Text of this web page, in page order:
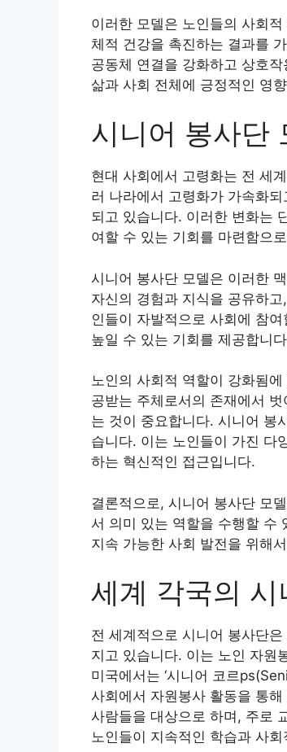
이러한 모델은 노인들의 사회
체적 건강을 촉진하는 결과를
공동체 연결을 강화하고 상호
삶과 사회 전체에 긍정적인 영
시니어 봉사단
현대 사회에서 고령화는 전 세
러 나라에서 고령화가 가속화
되고 있습니다. 이러한 변화는
여할 수 있는 기회를 마련함으
시니어 봉사단 모델은 이러한
자신의 경험과 지식을 공유하
인들이 자발적으로 사회에 참
높일 수 있는 기회를 제공합니
노인의 사회적 역할이 강화됨
공받는 주체로서의 존재에서
는 것이 중요합니다. 시니어 봉
습니다. 이는 노인들이 가진 다
하는 혁신적인 접근입니다.
결론적으로, 시니어 봉사단 모
서 의미 있는 역할을 수행할 수
지속 가능한 사회 발전을 위해
세계 각국의 시
전 세계적으로 시니어 봉사단
지고 있습니다. 이는 노인 자원
미국에서는 ‘시니어 코르
사회에서 자원봉사 활동을 통
사람들을 대상으로 하며, 주로
노인들이 지속적인 학습과 사